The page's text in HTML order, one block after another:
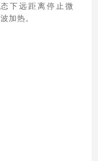
态下远距离停止微
波加热。